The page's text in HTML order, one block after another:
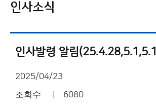
인사소식
2025/04/23
조회수 6080